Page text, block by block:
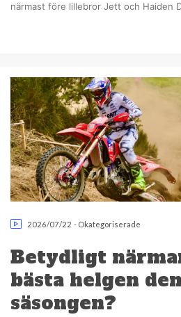
närmast före lillebror Jett och Haiden
2026/07/22 - Okategoriserade
Betydligt
bästa helgen
säsongen?